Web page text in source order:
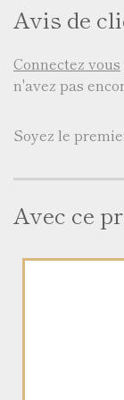
Avis de
Connectez vous
n'avez pas
Soyez le
Avec ce